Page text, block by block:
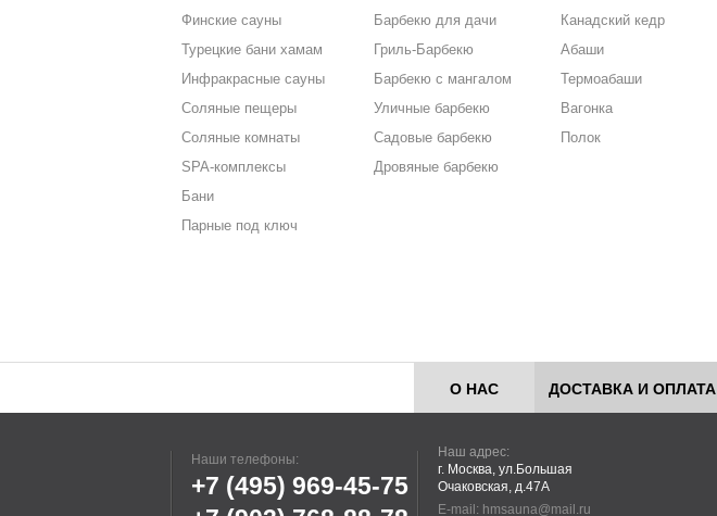
Финские сауны
Турецкие бани хамам
Инфракрасные сауны
Соляные пещеры
Соляные комнаты
SPA-комплексы
Бани
Парные под ключ
Барбекю для дачи
Гриль-Барбекю
Барбекю с мангалом
Уличные барбекю
Садовые барбекю
Дровяные барбекю
Канадский кедр
Абаши
Термоабаши
Вагонка
Полок
О НАС ДОСТАВКА И ОПЛАТА
Наши телефоны:
+7 (495) 969-45-75
Наш адрес:
г. Москва, ул.Большая
Очаковская, д.47А
E-mail: hmsauna@mail.ru